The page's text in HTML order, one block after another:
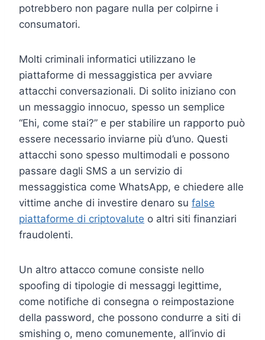
potrebbero non pagare nulla per colpirne i
consumatori.
Molti criminali informatici utilizzano le
piattaforme di messaggistica per avviare
attacchi conversazionali. Di solito iniziano con
un messaggio innocuo, spesso un semplice
“Ehi, come stai?” e per stabilire un rapporto può
essere necessario inviarne più d’uno. Questi
attacchi sono spesso multimodali e possono
passare dagli SMS a un servizio di
messaggistica come WhatsApp, e chiedere alle
vittime anche di investire denaro su false
piattaforme di criptovalute o altri siti finanziari
fraudolenti.
Un altro attacco comune consiste nello
spoofing di tipologie di messaggi legittime,
come notifiche di consegna o reimpostazione
della password, che possono condurre a siti di
smishing o, meno comunemente, all’invio di